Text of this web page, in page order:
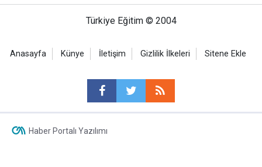
Türkiye Eğitim © 2004
Anasayfa Künye İletişim Gizlilik İlkeleri Sitene Ekle
Haber Portalı Yazılımı